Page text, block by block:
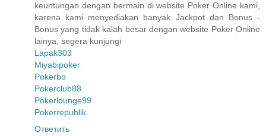
keuntungan dengan bermain di website Poker Online kami,
karena kami menyediakan banyak Jackpot dan Bonus -
Bonus yang tidak kalah besar dengan website Poker Online
lainya, segera kunjungi
Lapak303
Miyabipoker
Pokerbo
Pokerclub88
Pokerlounge99
Pokerrepublik
Ответить